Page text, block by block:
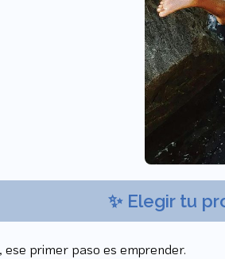
✨ Elegir tu
ese primer paso es emprender.